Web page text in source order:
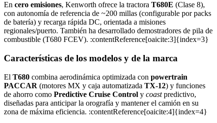
En cero emisiones, Kenworth ofrece la tractora T680E (Clase 8),
con autonomía de referencia de ~200 millas (configurable por packs
de batería) y recarga rápida DC, orientada a misiones
regionales/puerto. También ha desarrollado demostradores de pila de
combustible (T680 FCEV). :contentReference[oaicite:3]{index=3}
Características de los modelos y de la marca
El T680 combina aerodinámica optimizada con powertrain
PACCAR (motores MX y caja automatizada TX-12) y funciones
de ahorro como Predictive Cruise Control y coastpredictivo,
diseñadas para anticipar la orografía y mantener el camión en su
zona de máxima eficiencia. :contentReference[oaicite:4]{index=4}